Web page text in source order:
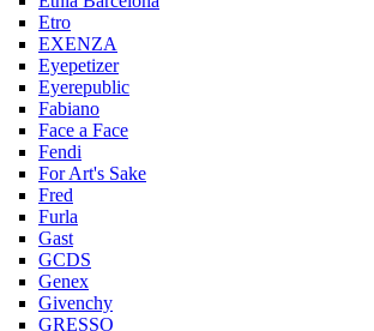
Etro
EXENZA
Eyepetizer
Eyerepublic
Fabiano
Face a Face
Fendi
For Art's Sake
Fred
Furla
Gast
GCDS
Genex
Givenchy
GRESSO